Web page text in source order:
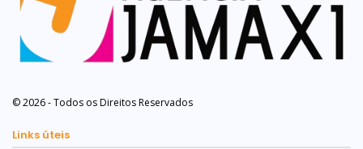
© 2026 - Todos os Direitos Reservados
Links úteis